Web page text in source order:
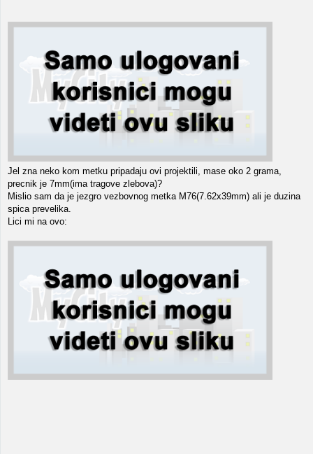
Jel zna neko kom metku pripadaju ovi projektili, mase oko 2 grama,
precnik je 7mm(ima tragove zlebova)?
Mislio sam da je jezgro vezbovnog metka M76(7.62x39mm) ali je duzina
spica prevelika.
Lici mi na ovo: